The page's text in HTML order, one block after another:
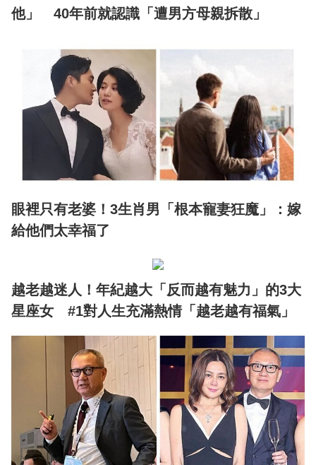
他」 40年前就認識「遭男方母親拆散」
眼裡只有老婆！3生肖男「根本寵妻狂魔」：嫁
給他們太幸福了
越老越迷人！年紀越大「反而越有魅力」的3大
星座女 #1對人生充滿熱情「越老越有福氣」